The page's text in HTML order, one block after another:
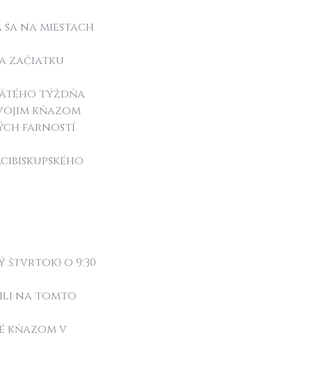
na miestach
začiatku
týždňa
kňazom
farností
štvrtok) o 9:30
na tomto
kňazom v